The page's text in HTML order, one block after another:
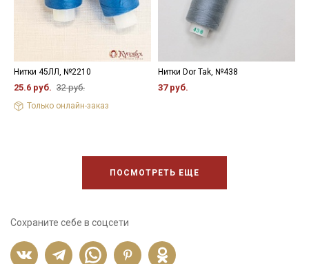
Нитки 45ЛЛ, №2210
25.6 руб. 32 руб.
Только онлайн-заказ
Нитки Dor Tak, №438
37 руб.
ПОСМОТРЕТЬ ЕЩЕ
Сохраните себе в соцсети